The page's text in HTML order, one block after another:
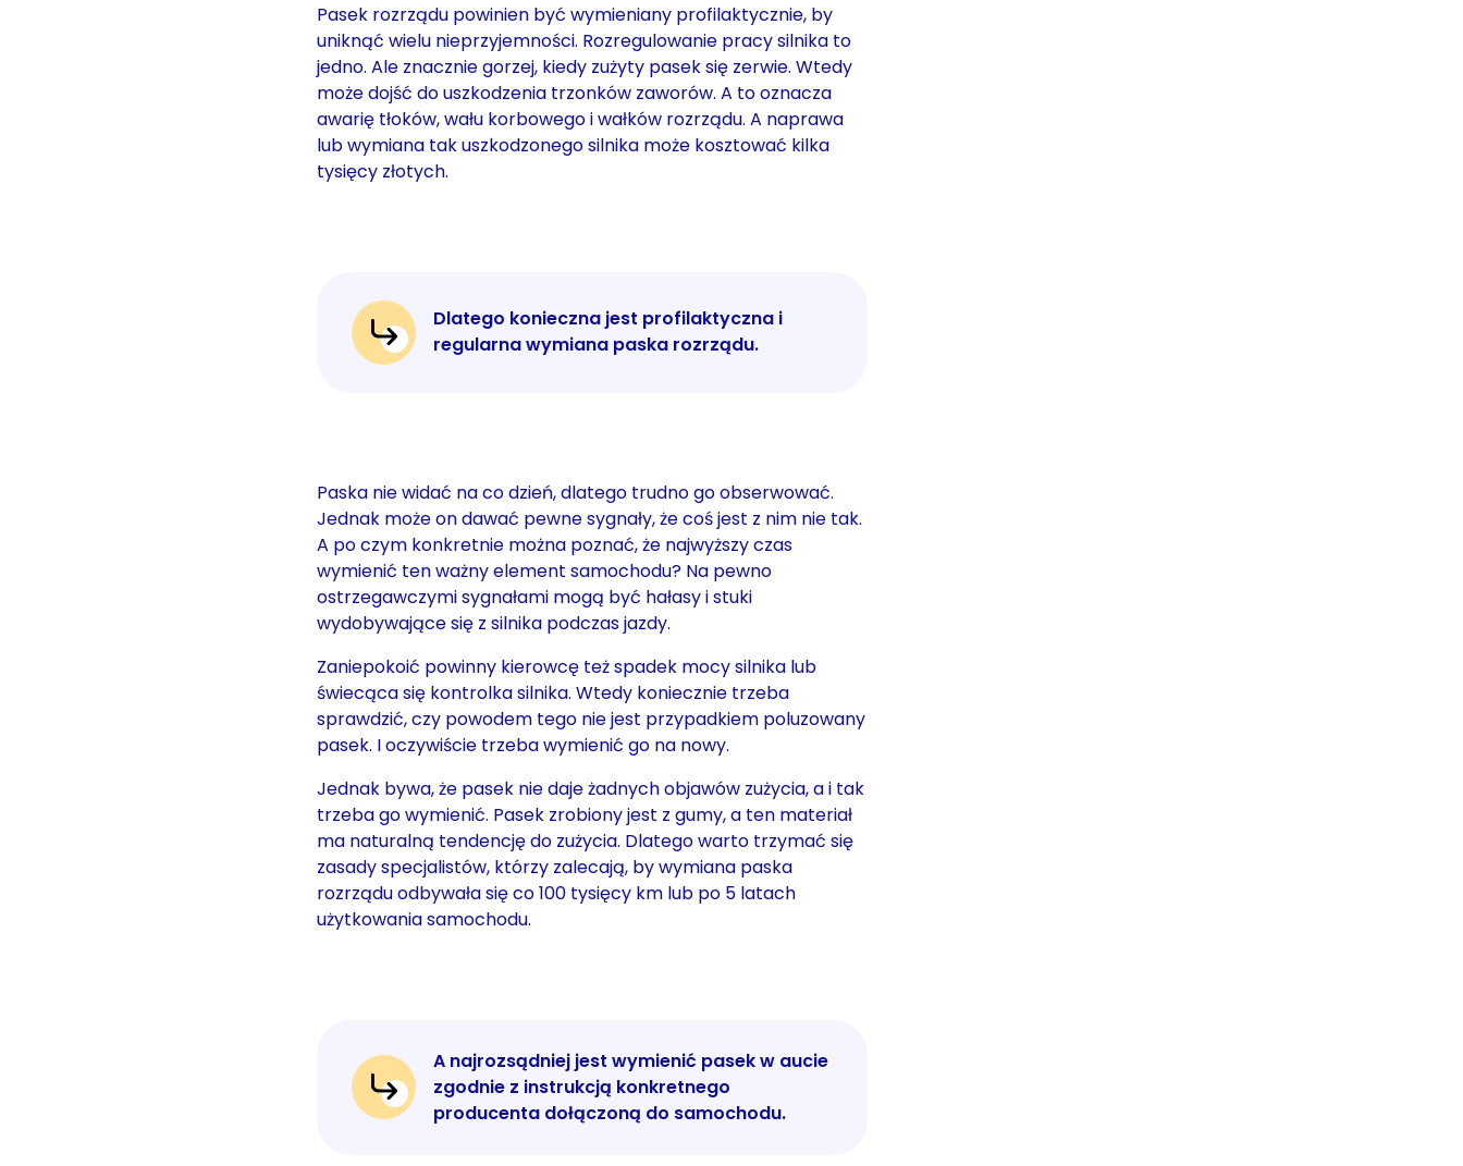
Pasek rozrządu powinien być wymieniany profilaktycznie, by
uniknąć wielu nieprzyjemności. Rozregulowanie pracy silnika to
jedno. Ale znacznie gorzej, kiedy zużyty pasek się zerwie. Wtedy
może dojść do uszkodzenia trzonków zaworów. A to oznacza
awarię tłoków, wału korbowego i wałków rozrządu. A naprawa
lub wymiana tak uszkodzonego silnika może kosztować kilka
tysięcy złotych.
Dlatego konieczna jest profilaktyczna i
regularna wymiana paska rozrządu.
Paska nie widać na co dzień, dlatego trudno go obserwować.
Jednak może on dawać pewne sygnały, że coś jest z nim nie tak.
A po czym konkretnie można poznać, że najwyższy czas
wymienić ten ważny element samochodu? Na pewno
ostrzegawczymi sygnałami mogą być hałasy i stuki
wydobywające się z silnika podczas jazdy.
Zaniepokoić powinny kierowcę też spadek mocy silnika lub
świecąca się kontrolka silnika. Wtedy koniecznie trzeba
sprawdzić, czy powodem tego nie jest przypadkiem poluzowany
pasek. I oczywiście trzeba wymienić go na nowy.
Jednak bywa, że pasek nie daje żadnych objawów zużycia, a i tak
trzeba go wymienić. Pasek zrobiony jest z gumy, a ten materiał
ma naturalną tendencję do zużycia. Dlatego warto trzymać się
zasady specjalistów, którzy zalecają, by wymiana paska
rozrządu odbywała się co 100 tysięcy km lub po 5 latach
użytkowania samochodu.
A najrozsądniej jest wymienić pasek w aucie
zgodnie z instrukcją konkretnego
producenta dołączoną do samochodu.